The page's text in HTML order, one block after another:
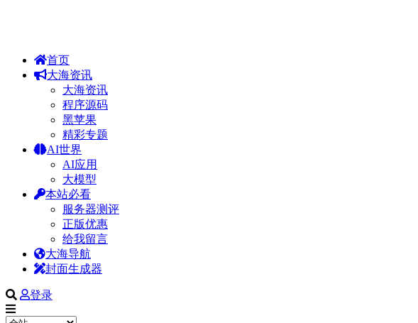
首页
大海资讯
大海资讯
程序源码
黑苹果
精彩专题
AI世界
AI应用
大模型
本站必看
服务器测评
正版优惠
给我留言
大海导航
封面生成器
登录